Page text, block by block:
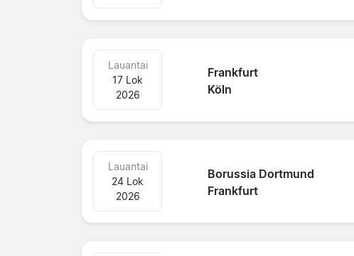
Frankfurt
Köln
Lauantai
17 Lok
2026
Borussia Dortmund
Frankfurt
Lauantai
24 Lok
2026